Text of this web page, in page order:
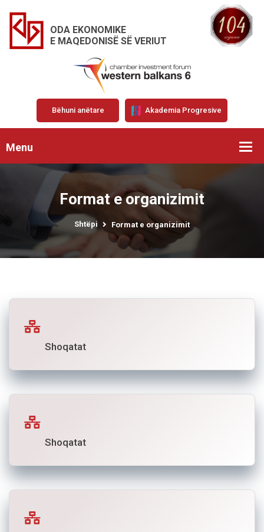
ODA EKONOMIKE
E MAQEDONISË SË VERIUT
Bëhuni anëtare Akademia Progresive
Menu
Format e organizimit
Shtëpi Format e organizimit
Shoqatat
Shoqatat